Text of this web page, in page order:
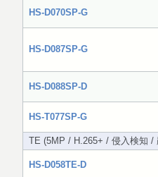
HS-D070SP-G
HS-D087SP-G
HS-D088SP-D
HS-T077SP-G
TE (5MP / H.265+ / 侵入検知 /
HS-D058TE-D